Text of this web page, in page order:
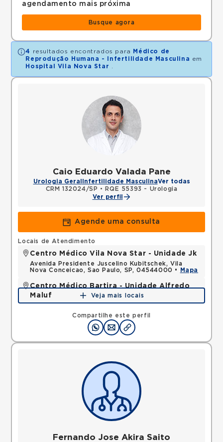
agendamento mais próxima
Busque agora
4 resultados encontrados para
Médico de
Reprodução Humana - Infertilidade Masculina em
Hospital Vila Nova Star
Caio Eduardo Valada Pane
Urologia Geral Infertilidade MasculinaVer todas
CRM 132024/SP •
RQE 55393 - Urologia
Ver perfil
Agende uma consulta
Compartilhe este perfil
Locais de Atendimento
Centro Médico Vila Nova Star - Unidade Jk
Avenida Presidente Juscelino Kubitschek, Vila
Nova Conceicao, Sao Paulo, SP, 04544000 •
Mapa
Centro Médico Bartira - Unidade Alfredo
Maluf
Avenida Alfredo Maluf, Jardim Santo Antonio,
Santo Andre, SP, 09240410 •
Mapa
Veja mais locais
Fernando Jose Akira Saito